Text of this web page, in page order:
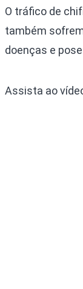
O tráfico de
também
doenças e
Assista ao